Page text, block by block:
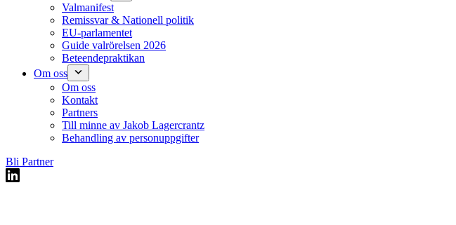
Valmanifest
Remissvar & Nationell politik
EU-parlamentet
Guide valrörelsen 2026
Beteendepraktikan
Om oss
Om oss
Kontakt
Partners
Till minne av Jakob Lagercrantz
Behandling av personuppgifter
Bli Partner